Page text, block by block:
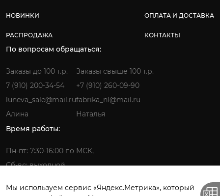
НОВИНКИ
РАСПРОДАЖА
ОПЛАТА И ДОСТАВКА
КОНТАКТЫ
По вопросам обращаться:
Заказы до 100 т.р.
7 (910) 200-34-54
luneva_sale@mail.ru
Алина
Заказы свыше 100 т.р.
+7 (910) 260-09-90
fabrika_nl@mail.ru
Наталья
Время работы:
Пн-пт: 7:30-16:00 по МСК,
Сб-вс: выходной
Мы используем сервис «Яндекс.Метрика», который